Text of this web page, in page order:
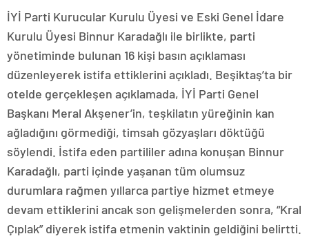
İYİ Parti Kurucular Kurulu Üyesi ve Eski Genel İdare
Kurulu Üyesi Binnur Karadağlı ile birlikte, parti
yönetiminde bulunan 16 kişi basın açıklaması
düzenleyerek istifa ettiklerini açıkladı. Beşiktaş’ta bir
otelde gerçekleşen açıklamada, İYİ Parti Genel
Başkanı Meral Akşener’in, teşkilatın yüreğinin kan
ağladığını görmediği, timsah gözyaşları döktüğü
söylendi. İstifa eden partililer adına konuşan Binnur
Karadağlı, parti içinde yaşanan tüm olumsuz
durumlara rağmen yıllarca partiye hizmet etmeye
devam ettiklerini ancak son gelişmelerden sonra, “Kral
Çıplak” diyerek istifa etmenin vaktinin geldiğini belirtti.